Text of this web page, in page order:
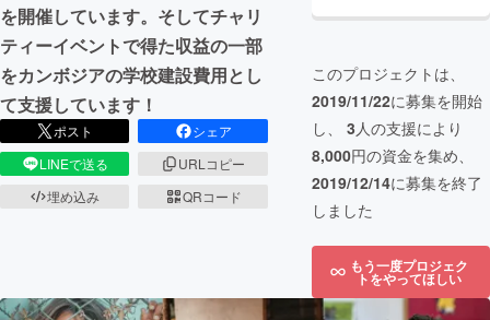
を開催しています。そしてチャリ
ティーイベントで得た収益の一部
をカンボジアの学校建設費用とし
て支援しています！
ポスト
シェア
LINEで送る
URLコピー
埋め込み
QRコード
このプロジェクトは、
2019/11/22に募集を開始
し、 3人の支援により
8,000円の資金を集め、
2019/12/14に募集を終了
しました
もう一度プロジェク
トをやってほしい